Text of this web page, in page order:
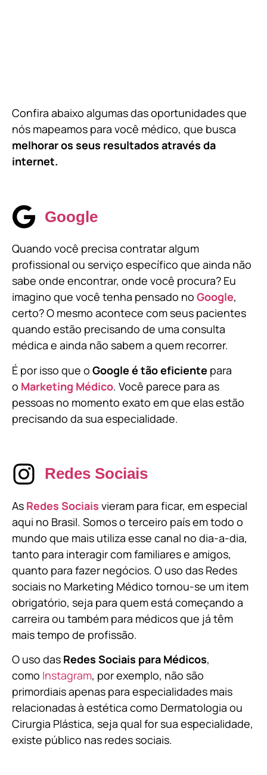
Confira abaixo algumas das oportunidades que
nós mapeamos para você médico, que busca
melhorar os seus resultados através da
internet.
Google
Quando você precisa contratar algum
profissional ou serviço específico que ainda não
sabe onde encontrar, onde você procura? Eu
imagino que você tenha pensado no Google,
certo? O mesmo acontece com seus pacientes
quando estão precisando de uma consulta
médica e ainda não sabem a quem recorrer.
É por isso que o Google é tão eficiente para
o Marketing Médico. Você parece para as
pessoas no momento exato em que elas estão
precisando da sua especialidade.
Redes Sociais
As Redes Sociais vieram para ficar, em especial
aqui no Brasil. Somos o terceiro país em todo o
mundo que mais utiliza esse canal no dia-a-dia,
tanto para interagir com familiares e amigos,
quanto para fazer negócios. O uso das Redes
sociais no Marketing Médico tornou-se um item
obrigatório, seja para quem está começando a
carreira ou também para médicos que já têm
mais tempo de profissão.
O uso das Redes Sociais para Médicos,
como Instagram, por exemplo, não são
primordiais apenas para especialidades mais
relacionadas à estética como Dermatologia ou
Cirurgia Plástica, seja qual for sua especialidade,
existe público nas redes sociais.